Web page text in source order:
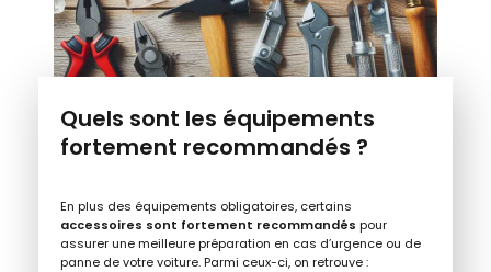
Quels sont les équipements
fortement recommandés ?
En plus des équipements obligatoires, certains
accessoires sont fortement recommandés pour
assurer une meilleure préparation en cas d’urgence ou de
panne de votre voiture. Parmi ceux-ci, on retrouve :